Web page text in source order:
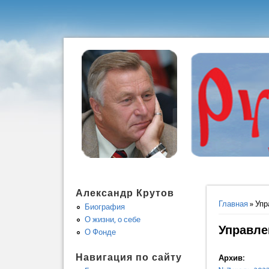
Вы здесь
Главная »
Архив:
Александр Крутов
Биография
О жизни, о себе
О Фонде
Навигация по сайту